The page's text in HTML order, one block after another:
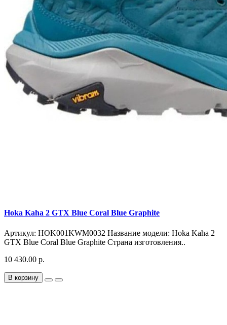
Hoka Kaha 2 GTX Blue Coral Blue Graphite
Артикул: HOK001KWM0032 Название модели: Hoka Kaha 2
GTX Blue Coral Blue Graphite Страна изготовления..
10 430.00 р.
В корзину